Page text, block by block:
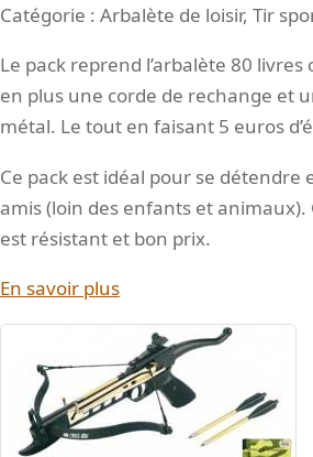
Catégorie : Arbalète de loisir, Tir
Le pack reprend l’arbalète 80 livres
en plus une corde de rechange et
métal. Le tout en faisant 5 euros
Ce pack est idéal pour se détendre
amis (loin des enfants et animaux).
est résistant et bon prix.
En savoir plus